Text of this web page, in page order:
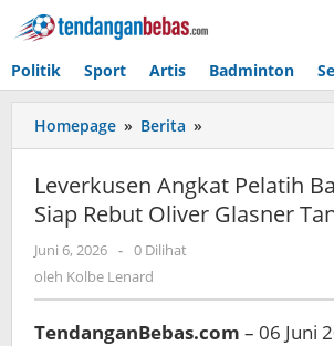
Lewati
ke
Politik Sport Artis Badminton
Homepage » Berita »
Angkat
Baru,
AC
Glasner
Leverkusen Angkat Pelatih
Siap Rebut Oliver Glasner
Juni 6, 2026 oleh
Kolbe
- 0 Dilihat
oleh Kolbe Lenard
TendanganBebas.com – 06 Juni